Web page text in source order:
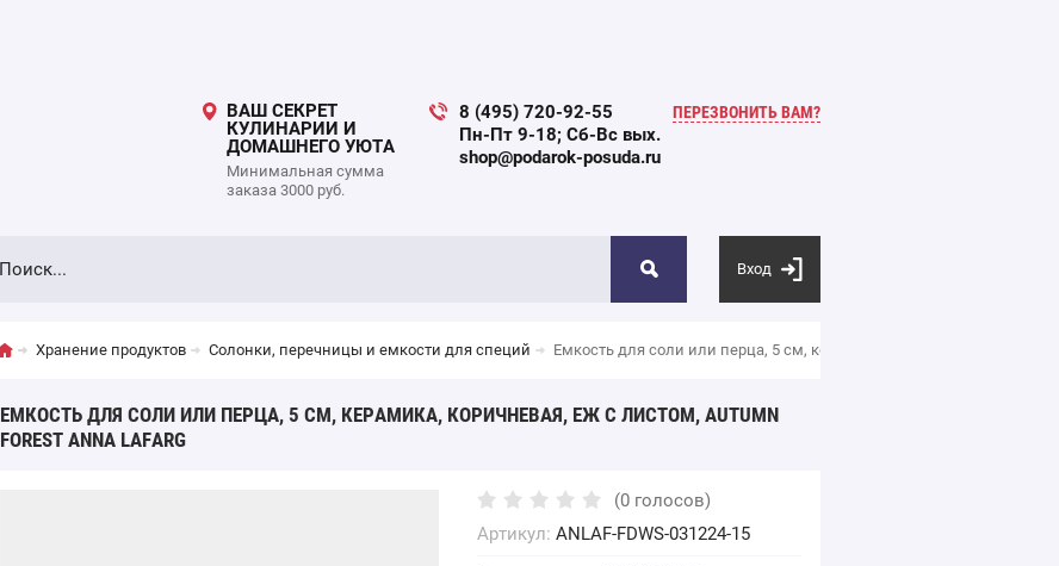
ВАШ СЕКРЕТ
КУЛИНАРИИ И
ДОМАШНЕГО УЮТА
Минимальная сумма
заказа 3000 руб.
8 (495) 720-92-55
Пн-Пт 9-18; Сб-Вс вых.
shop@podarok-posuda.ru
ПЕРЕЗВОНИТЬ ВАМ?
Вход
Хранение продуктов Солонки, перечницы и емкости для специй Емкость для соли или перца, 5 см, керамика, коричневая, Еж с
ЕМКОСТЬ ДЛЯ СОЛИ ИЛИ ПЕРЦА, 5 СМ, КЕРАМИКА, КОРИЧНЕВАЯ, ЕЖ С ЛИСТОМ, AUTUMN
FOREST ANNA LAFARG
(0 голосов)
Артикул: ANLAF-FDWS-031224-15